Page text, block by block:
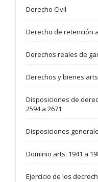
Derecho Civil
Derecho de retención
Derechos reales de
Derechos y bienes
Disposiciones de
2594 a 2671
Disposiciones
Dominio arts. 1941 a
Ejercicio de los